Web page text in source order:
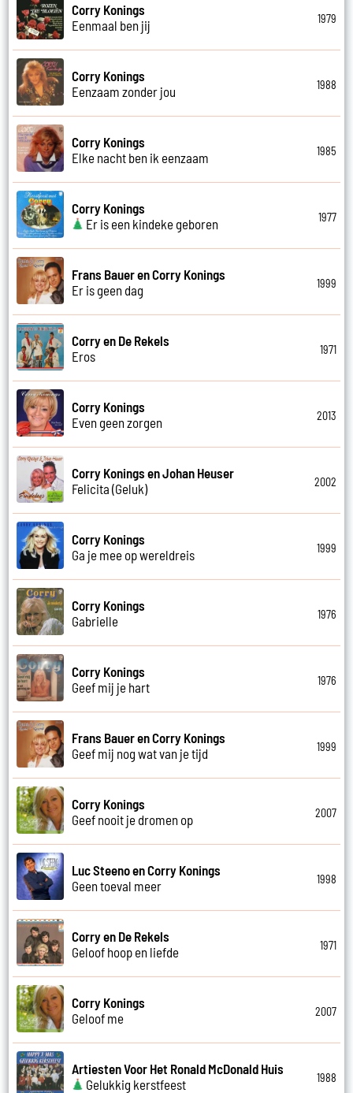
Corry Konings
Eenmaal ben jij
1979
Corry Konings
Eenzaam zonder jou
1988
Corry Konings
Elke nacht ben ik eenzaam
1985
Corry Konings
Er is een kindeke geboren
1977
Frans Bauer en Corry Konings
Er is geen dag
1999
Corry en De Rekels
Eros
1971
Corry Konings
Even geen zorgen
2013
Corry Konings en Johan Heuser
Felicita (Geluk)
2002
Corry Konings
Ga je mee op wereldreis
1999
Corry Konings
Gabrielle
1976
Corry Konings
Geef mij je hart
1976
Frans Bauer en Corry Konings
Geef mij nog wat van je tijd
1999
Corry Konings
Geef nooit je dromen op
2007
Luc Steeno en Corry Konings
Geen toeval meer
1998
Corry en De Rekels
Geloof hoop en liefde
1971
Corry Konings
Geloof me
2007
Artiesten Voor Het Ronald McDonald Huis
Gelukkig kerstfeest
1988